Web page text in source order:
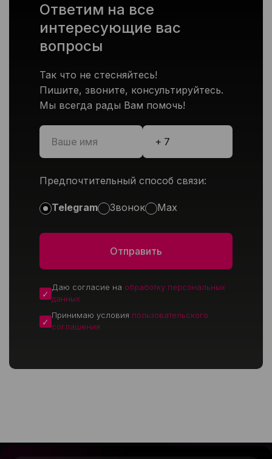
Ответим на все
интересующие вас
вопросы
Так что не стесняйтесь!
Пишите, звоните, консультируйтесь.
Мы всегда рады Вам помочь!
Предпочтительный способ связи:
Telegram Звонок Max
Даю согласие на обработку персональных
данных
Принимаю условия пользовательского
соглашения